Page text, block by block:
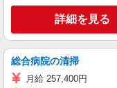
詳細を見る
総合病院の清掃
月給 257,400円